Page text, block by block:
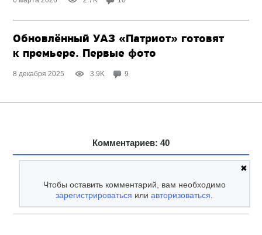
Обновлённый УАЗ «Патриот» готовят
к премьере. Первые фото
8 декабря 2025 3.9K 9
Комментариев: 40
✖
Чтобы оставить комментарий, вам необходимо
зарегистрироваться илиавторизоваться